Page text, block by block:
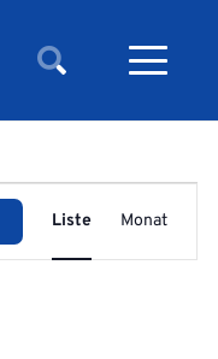
Liste Monat